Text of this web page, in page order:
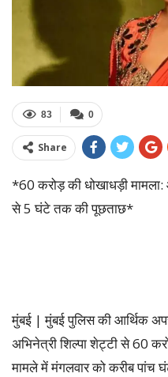
0
83
Share
*60 करोड़ की धोखाधड़ी
से 5 घंटे तक की पूछताछ*
मुंबई | मुंबई पुलिस की आर्थिक
अभिनेत्री शिल्पा शेट्टी से 60
मामले में मंगलवार को करीब